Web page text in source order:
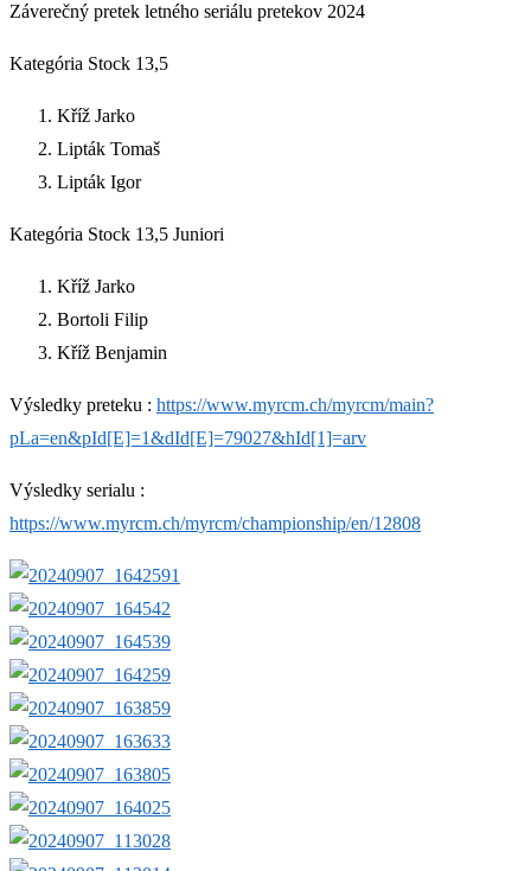
Záverečný pretek letného seriálu pretekov 2024
Kategória Stock 13,5
Kříž Jarko
Lipták Tomaš
Lipták Igor
Kategória Stock 13,5 Juniori
Kříž Jarko
Bortoli Filip
Kříž Benjamin
Výsledky preteku : https://www.myrcm.ch/myrcm/main?
pLa=en&pId[E]=1&dId[E]=79027&hId[1]=arv
Výsledky serialu :
https://www.myrcm.ch/myrcm/championship/en/12808